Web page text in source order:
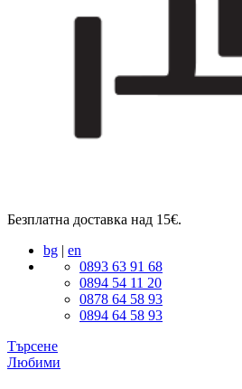
Безплатна доставка над 15€.
bg | en
0893 63 91 68
0894 54 11 20
0878 64 58 93
0894 64 58 93
Търсене
Любими